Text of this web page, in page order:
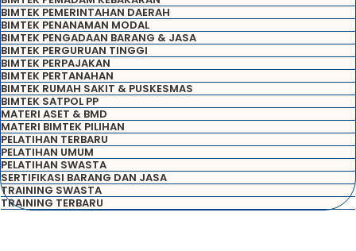
BIMTEK PEMERINTAHAN DAERAH
BIMTEK PENANAMAN MODAL
BIMTEK PENGADAAN BARANG & JASA
BIMTEK PERGURUAN TINGGI
BIMTEK PERPAJAKAN
BIMTEK PERTANAHAN
BIMTEK RUMAH SAKIT & PUSKESMAS
BIMTEK SATPOL PP
MATERI ASET & BMD
MATERI BIMTEK PILIHAN
PELATIHAN TERBARU
PELATIHAN UMUM
PELATIHAN SWASTA
SERTIFIKASI BARANG DAN JASA
TRAINING SWASTA
TRAINING TERBARU